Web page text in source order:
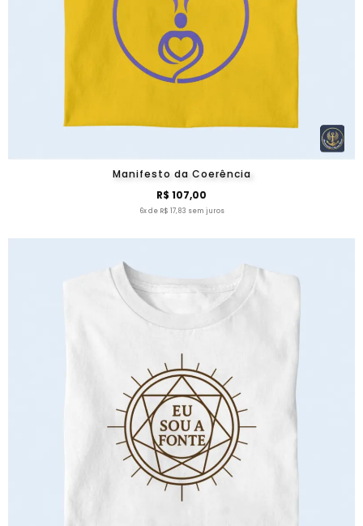
Manifesto da Coerência
R$ 107,00
6x de R$ 17,83 sem juros